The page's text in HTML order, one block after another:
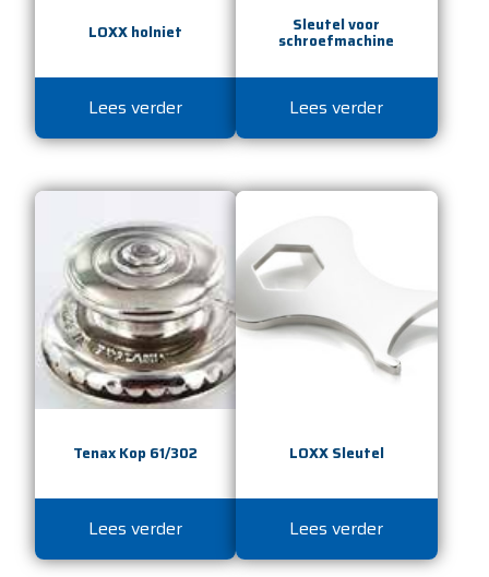
LOXX holniet
Lees verder
Sleutel voor
schroefmachine
Lees verder
Tenax Kop 61/302
Lees verder
LOXX Sleutel
Lees verder